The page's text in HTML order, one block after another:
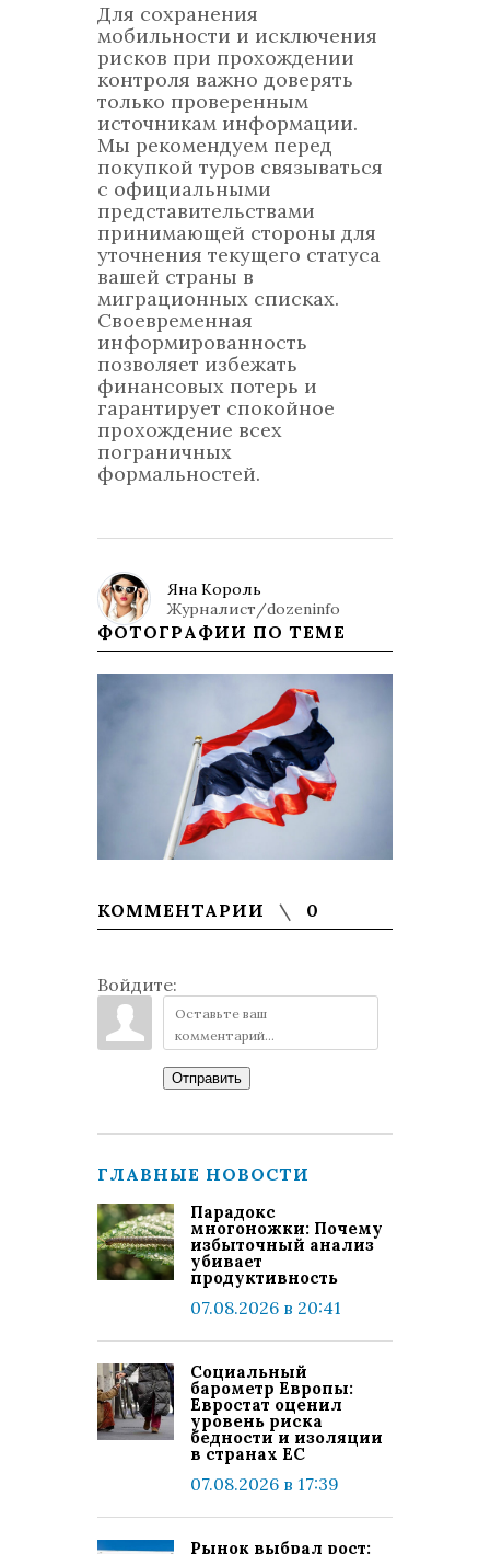
Для сохранения
мобильности и исключения
рисков при прохождении
контроля важно доверять
только проверенным
источникам информации.
Мы рекомендуем перед
покупкой туров связываться
с официальными
представительствами
принимающей стороны для
уточнения текущего статуса
вашей страны в
миграционных списках.
Своевременная
информированность
позволяет избежать
финансовых потерь и
гарантирует спокойное
прохождение всех
пограничных
формальностей.
Яна Король
Журналист/dozeninfo
ФОТОГРАФИИ ПО ТЕМЕ
КОММЕНТАРИИ 0
Войдите:
Отправить
ГЛАВНЫЕ НОВОСТИ
Парадокс
многоножки: Почему
избыточный анализ
убивает
продуктивность
07.08.2026 в 20:41
Социальный
барометр Европы:
Евростат оценил
уровень риска
бедности и изоляции
в странах ЕС
07.08.2026 в 17:39
Рынок выбрал рост: